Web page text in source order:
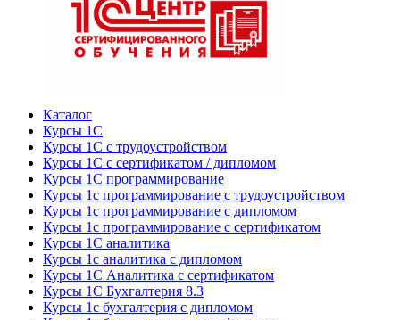
Каталог
Курсы 1С
Курсы 1С с трудоустройством
Курсы 1С с сертификатом / дипломом
Курсы 1С программирование
Курсы 1с программирование с трудоустройством
Курсы 1с программирование с дипломом
Курсы 1с программирование с сертификатом
Курсы 1С аналитика
Курсы 1с аналитика с дипломом
Курсы 1С Аналитика с сертификатом
Курсы 1С Бухгалтерия 8.3
Курсы 1с бухгалтерия с дипломом